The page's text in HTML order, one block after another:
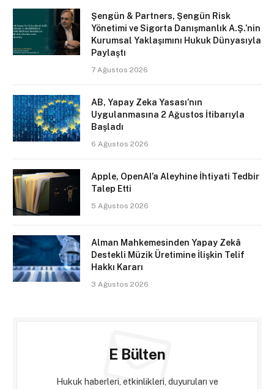
Şengün & Partners, Şengün Risk
Yönetimi ve Sigorta Danışmanlık A.Ş.’nin
Kurumsal Yaklaşımını Hukuk Dünyasıyla
Paylaştı
7 Ağustos 2026
AB, Yapay Zeka Yasası’nın
Uygulanmasına 2 Ağustos İtibarıyla
Başladı
6 Ağustos 2026
Apple, OpenAI’a Aleyhine İhtiyati Tedbir
Talep Etti
5 Ağustos 2026
Alman Mahkemesinden Yapay Zekâ
Destekli Müzik Üretimine İlişkin Telif
Hakkı Kararı
3 Ağustos 2026
E Bülten
Hukuk haberleri, etkinlikleri, duyuruları ve